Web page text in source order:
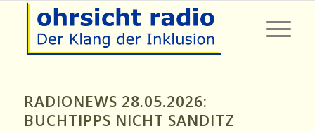
RADIONEWS 28.05.2026:
BUCHTIPPS NICHT SANDITZ